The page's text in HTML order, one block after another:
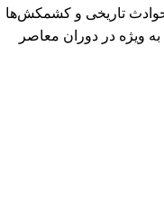
حوادث تاریخی و کشمکش‌ها
به ویژه در دوران معاصر